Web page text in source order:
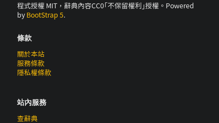
程式授權 MIT，辭典內容CC0｢不保留權利｣授權。Powered
by BootStrap 5.
條款
關於本站
服務條款
隱私權條款
站內服務
查辭典